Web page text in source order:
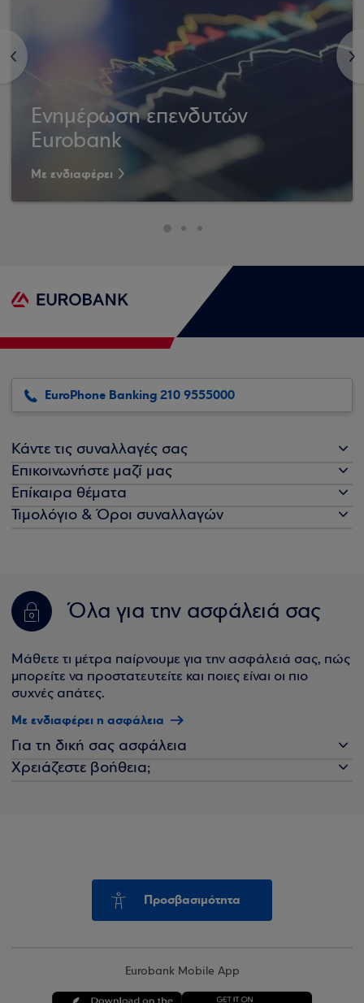
<
Ενημέρωση επενδυτών
Eurobank
Με ενδιαφέρει
>
EuroPhone Banking 210 9555000
Κάντε τις συναλλαγές σας
Επικοινωνήστε μαζί μας
Επίκαιρα θέματα
Τιμολόγιο & Όροι συναλλαγών
Όλα για την ασφάλειά σας
Μάθετε τι μέτρα παίρνουμε για την ασφάλειά σας, πώς
μπορείτε να προστατευτείτε και ποιες είναι οι πιο
συχνές απάτες.
Με ενδιαφέρει η ασφάλεια
Για τη δική σας ασφάλεια
Χρειάζεστε βοήθεια;
Προσβασιμότητα
Eurobank Mobile App